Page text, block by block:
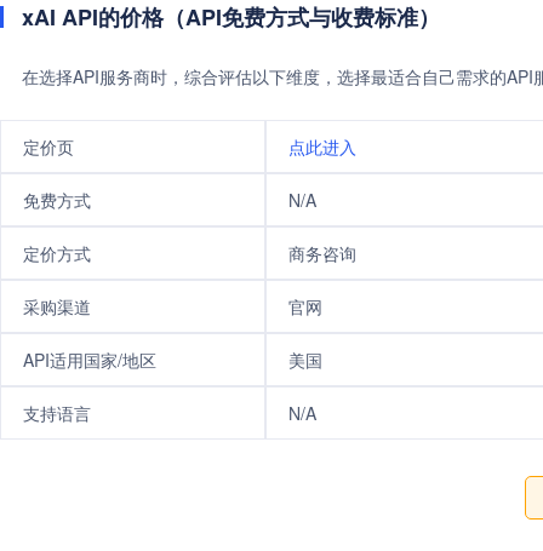
xAI API的价格（API免费方式与收费标准）
在选择API服务商时，综合评估以下维度，选择最适合自己需求的
定价页 点此进入
免费方式 N/A
定价方式 商务咨询
采购渠道 官网
API适用国家/地区 美国
支持语言 N/A